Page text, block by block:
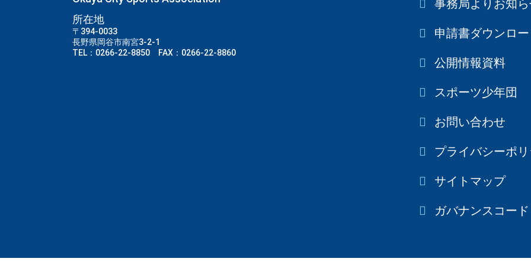
所在地
〒394-0033
長野県岡谷市南宮3-2-1
TEL：0266-22-8850 FAX：0266-22-8860
事務局よりお知
申請書ダウンロー
公開情報資料
スポーツ少年団
お問い合わせ
プライバシーポ
サイトマップ
ガバナンスコード